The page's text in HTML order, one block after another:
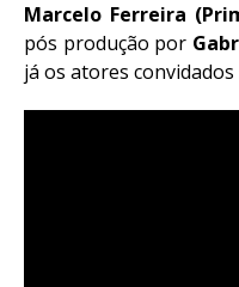
Marcelo Ferreira
pós produção por
já os atores convidados